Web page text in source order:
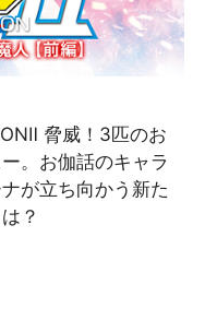
脅威！3匹のお
。お伽話のキャラ
が立ち向かう新た
？